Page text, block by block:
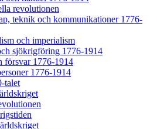
revolutionen
teknik och kommunikationer 1776-
och imperialism
sjökrigföring 1776-1914
försvar 1776-1914
1776-1914
talet